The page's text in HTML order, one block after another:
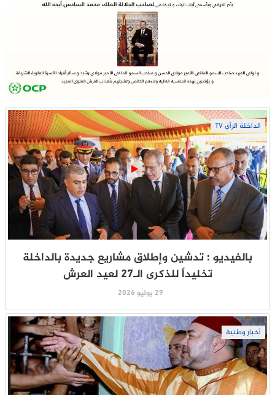
الداخلة الرأي TV
بالفيديو : تدشين وإطلاق مشاريع جديدة بالداخلة
تخليداً للذكرى الـ27 لعيد العرش
29 يوليو 2026
أخبار وطنية